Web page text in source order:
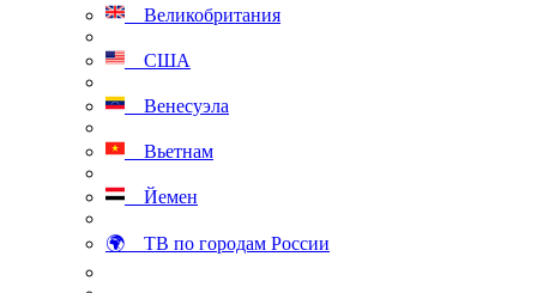
Великобритания
США
Венесуэла
Вьетнам
Йемен
🌍 ТВ по городам России